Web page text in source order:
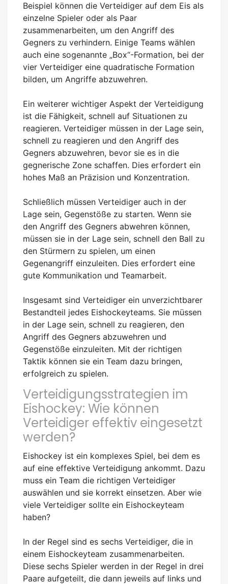
Beispiel können die Verteidiger auf dem Eis als
einzelne Spieler oder als Paar
zusammenarbeiten, um den Angriff des
Gegners zu verhindern. Einige Teams wählen
auch eine sogenannte „Box“-Formation, bei der
vier Verteidiger eine quadratische Formation
bilden, um Angriffe abzuwehren.
Ein weiterer wichtiger Aspekt der Verteidigung
ist die Fähigkeit, schnell auf Situationen zu
reagieren. Verteidiger müssen in der Lage sein,
schnell zu reagieren und den Angriff des
Gegners abzuwehren, bevor sie es in die
gegnerische Zone schaffen. Dies erfordert ein
hohes Maß an Präzision und Konzentration.
Schließlich müssen Verteidiger auch in der
Lage sein, Gegenstöße zu starten. Wenn sie
den Angriff des Gegners abwehren können,
müssen sie in der Lage sein, schnell den Ball zu
den Stürmern zu spielen, um einen
Gegenangriff einzuleiten. Dies erfordert eine
gute Kommunikation und Teamarbeit.
Insgesamt sind Verteidiger ein unverzichtbarer
Bestandteil jedes Eishockeyteams. Sie müssen
in der Lage sein, schnell zu reagieren, den
Angriff des Gegners abzuwehren und
Gegenstöße einzuleiten. Mit der richtigen
Taktik können sie ein Team dazu bringen,
erfolgreich zu spielen.
Verteidigungsstrategien im
Eishockey: Wie können
Verteidiger effektiv eingesetzt
werden?
Eishockey ist ein komplexes Spiel, bei dem es
auf eine effektive Verteidigung ankommt. Dazu
muss ein Team die richtigen Verteidiger
auswählen und sie korrekt einsetzen. Aber wie
viele Verteidiger sollte ein Eishockeyteam
haben?
In der Regel sind es sechs Verteidiger, die in
einem Eishockeyteam zusammenarbeiten.
Diese sechs Spieler werden in der Regel in drei
Paare aufgeteilt, die dann jeweils auf links und